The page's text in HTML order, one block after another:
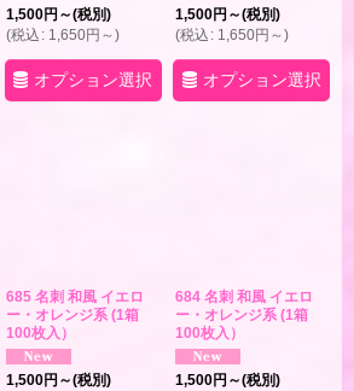
1,500円 ～(税別)
(税込 : 1,650円 ～)
オプション選択
1,500円 ～(税別)
(税込 : 1,650円 ～)
オプション選択
685 名刺 和風 イエロ
ー・オレンジ系 (1箱
100枚入）
1,500円 ～(税別)
684 名刺 和風 イエロ
ー・オレンジ系 (1箱
100枚入）
1,500円 ～(税別)